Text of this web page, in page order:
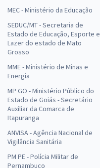
MEC - Ministério da Educação
SEDUC/MT - Secretaria de
Estado de Educação, Esporte e
Lazer do estado de Mato
Grosso
MME - Ministério de Minas e
Energia
MP GO - Ministério Público do
Estado de Goiás - Secretário
Auxiliar da Comarca de
Itapuranga
ANVISA - Agência Nacional de
Vigilância Sanitária
PM PE - Polícia Militar de
Pernambuco